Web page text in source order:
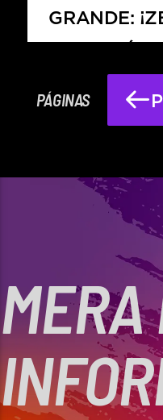
GRANDE:
PÁGINAS